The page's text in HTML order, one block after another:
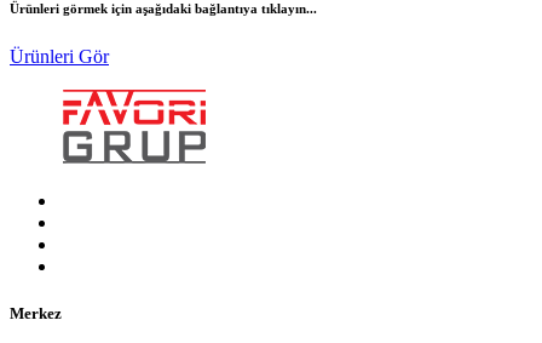
Ürünleri görmek için aşağıdaki bağlantıya tıklayın...
Ürünleri Gör
Merkez